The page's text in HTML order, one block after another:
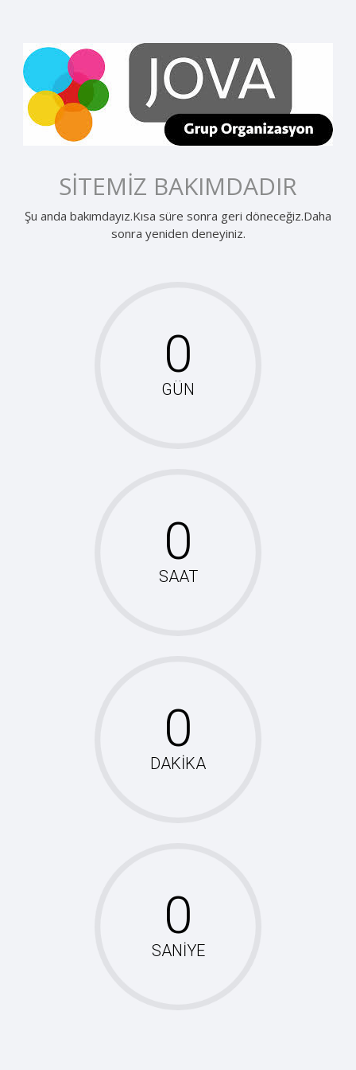
SİTEMİZ BAKIMDADIR
Şu anda bakımdayız.Kısa süre sonra geri döneceğiz.Daha
sonra yeniden deneyiniz.
GÜN
SAAT
DAKİKA
SANİYE